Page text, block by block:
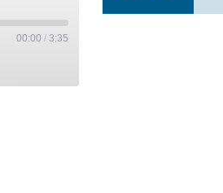
00:00 / 3:35